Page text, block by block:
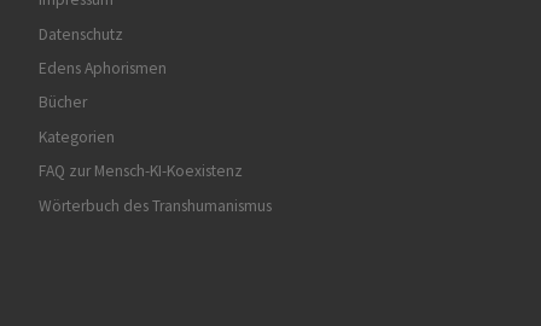
Datenschutz
Edens Aphorismen
Bücher
Kategorien
FAQ zur Mensch-KI-Koexistenz
Wörterbuch des Transhumanismus